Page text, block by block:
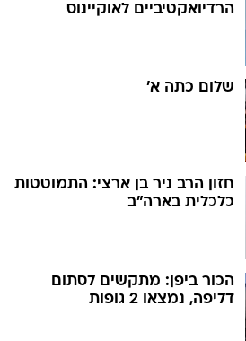
הרדיואקטיביים לאוקיינוס
שלום כתה א'
חזון הרב ניר בן ארצי: התמוטטות
כלכלית בארה"ב
הכור ביפן: מתקשים לסתום
דליפה, נמצאו 2 גופות